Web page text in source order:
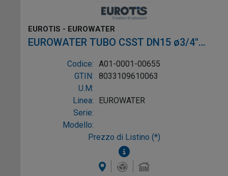
EUROTIS - EUROWATER
EUROWATER TUBO CSST DN15 ø3/4"
L.4m AISI304 W-1P
Codice: A01-0001-00655
GTIN: 8033109610063
U.M:
Linea:
EUROWATER
Serie:
Modello:
Prezzo di Listino (*)